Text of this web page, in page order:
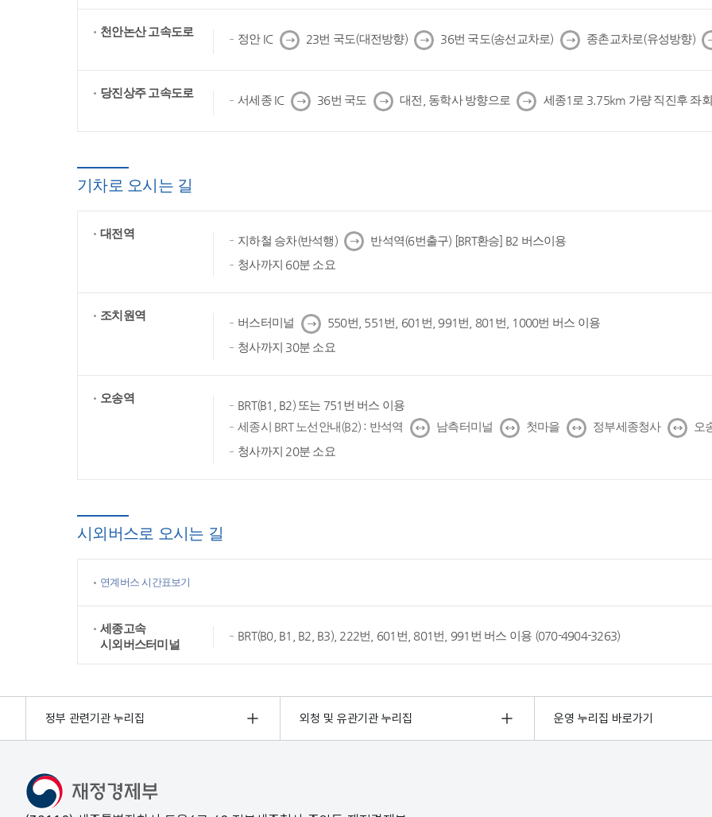
천안논산 고속도로
정안 IC 다
음
23번 국도(대전방향) 다
음
36번 국도(송선교차로) 다
음
종촌교차로(유성방향) 다
음
당진상주 고속도로
서세종 IC 다
음
36번 국도 다
음
대전, 동학사 방향으로 다
음
세종1로 3.75km 가량 직진후 좌
기차로 오시는 길
대전역
지하철 승차(반석행) 다
음
반석역(6번출구) [BRT환승] B2 버스이용
청사까지 60분 소요
조치원역
버스터미널 다
음
550번, 551번, 601번, 991번, 801번, 1000번 버스 이용
청사까지 30분 소요
오송역
BRT(B1, B2) 또는 751번 버스 이용
세종시 BRT 노선안내(B2) : 반석역 ↔ 남측터미널 ↔ 첫마을 ↔ 정부세종청사 ↔
오
청사까지 20분 소요
시외버스로 오시는 길
연계버스 시간표보기
세종고속
시외버스터미널
BRT(B0, B1, B2, B3), 222번, 601번, 801번, 991번 버스 이용 (070-4904-3263)
정부 관련기관 누리집 외청 및 유관기관 누리집 운영 누리집 바로가기